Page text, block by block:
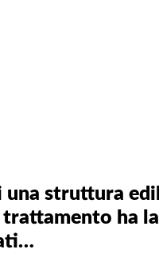
una struttura
trattamento